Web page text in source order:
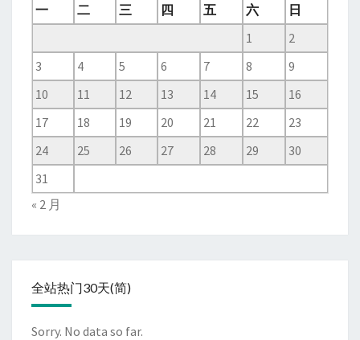
一
二 三 四 五 六
日
1
2
3
4 5 6 7 8
9
10
11 12 13 14 15
16
17
18 19 20 21 22
23
24
25 26 27 28 29
30
31
« 2 月
全站热门30天(简)
Sorry. No data so far.